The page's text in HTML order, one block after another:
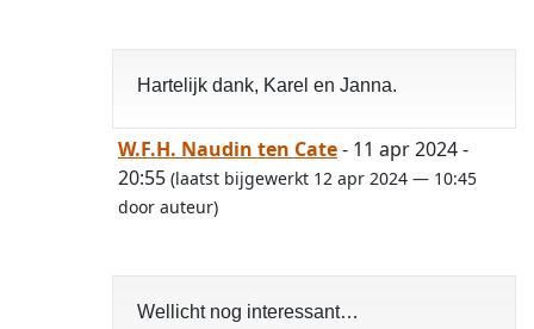
Hartelijk dank, Karel en Janna.
W.F.H. Naudin ten Cate- 11 apr 2024 -
20:55 (laatst bijgewerkt 12 apr 2024 — 10:45
door auteur)
Wellicht nog interessant…